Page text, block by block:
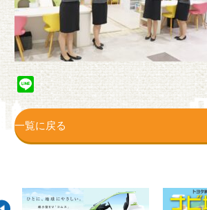
Line
一覧に戻る